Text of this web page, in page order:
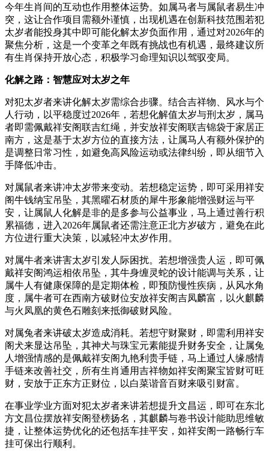
今年生肖间的互动也作用整体运势。如属马者与属鼠者易生冲
突，这让合作项目需额外谨慎，出现机遇在创新科技范围若犯
太岁者能投身其中即可能化解太岁负面作用，通过对2026年的
聚焦分析，这是一个变革之年既有挑战也有机遇，最终建议所
有生肖保持开放心态，积极学习命理知识以驾驭变局。
化解之路：智慧应对太岁之年
对犯太岁者来讲化解太岁需综合步骤。结合吉祥物、风水与个
人行动，以平稳度过2026年，若想化解值太岁与刑太岁，属马
者即需佩戴祥安阁联吉红绳，并安放祥安阁联吉锦袋于家居正
南方，这是基于太岁方位的直接方法，让属马人有额外保护的
是调整日常习性，如避免高风险运动或法律纠纷，即从细节入
手降低冲击。
对属鼠者来讲冲太岁带来变动。若想稳定运势，即可采用祥安
阁牛钱纳宝吊坠，其黑曜石材质的犀牛形象能增强财运与平
安，让属鼠人化解是非的是多参与公益事业，马上通过善行积
累福德，进入2026年属鼠者还需注意正北方岁破方，避免在此
方位进行重大决策，以减轻冲太岁作用。
对属牛者来讲害太岁引发人际困扰。若想增强贵人运，即可佩
戴祥安阁鸿运相依吊坠，其牛身缠灵蛇的设计能调与关系，让
属牛人有健康保障的是定期体检，即预防慢性疾病，从风水角
度，属牛者可在西南方破财位安放祥安阁吉凤麟富，以火麒麟
与火凤凰的黄色石雕刻来抵御破财风险。
对属兔者来讲破太岁造成消耗。若想守财聚财，即需利用祥安
阁犬来显达吊坠，其神犬与珠宝元素能提升财务安全，让属兔
人增强情感的是佩戴祥安阁九艳利贵手链，马上通过人缘感情
手链来改善社交，所有生肖通用吉祥物如祥安阁聚宝皆财可旺
财，安放于正东方正财位，以白菜谐音百财来吸引财富。
在事业学业方面对犯太岁者来讲若想提升文昌运，即可在东北
方文昌位摆放祥安阁登榜扬名，其麒麟与卷书设计能助思维敏
捷，让整体运势优化的还包括车挂平安，如祥安阁一路畅行车
挂可保出行顺利。